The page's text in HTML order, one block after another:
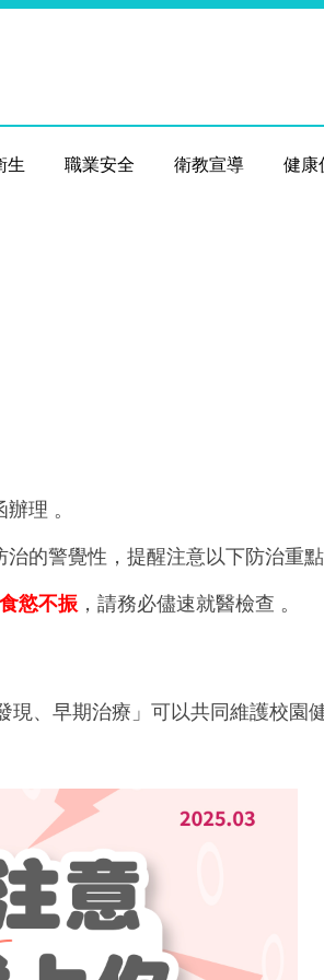
生 職業安全 衛教宣導 健康
理 。
的警覺性，提醒注意以下防治重點
慾不振 ，請務必儘速就醫檢查 。
、早期治療」可以共同維護校園健